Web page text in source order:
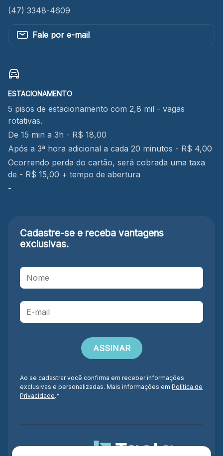
(47) 3348-4609
Fale por e-mail
ESTACIONAMENTO
5 pisos de estacionamento com 2,8 mil - vagas
rotativas.
De 15 min a 3h - R$ 18,00
Após a 3ª hora adicional a cada 20 minutos - R$ 4,00
Ocorrendo perda do cartão, será cobrada uma taxa
de - R$ 15,00 + tempo de abertura
-
Cadastre-se e receba vantagens
exclusivas.
Ao se cadastrar você confirma em receber informações
exclusivas e personalizadas. Mais informações em Política de
Privacidade.*